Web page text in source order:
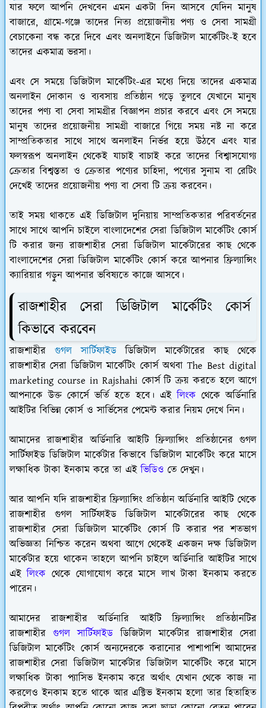
যার ফলে আপনি দেখবেন এমন একটা দিন আসবে যেদিন মানুষ
বাজারে, গ্রামে-গঞ্জে তাদের নিত্য প্রয়োজনীয় পণ্য ও সেবা সামগ্রী
বেচাকেনা বন্ধ করে দিবে এবং অনলাইনে ডিজিটাল মার্কেটিং-ই হবে
তাদের একমাত্র ভরসা।
এবং সে সময়ে ডিজিটাল মার্কেটিং-এর মধ্যে দিয়ে তাদের একমাত্র
অনলাইন দোকান ও ব্যবসায় প্রতিষ্ঠান গড়ে তুলবে যেখানে মানুষ
তাদের পণ্য বা সেবা সামগ্রীর বিজ্ঞাপন প্রচার করবে এবং সে সময়ে
মানুষ তাদের প্রয়োজনীয় সামগ্রী বাজারে গিয়ে সময় নষ্ট না করে
সাম্প্রতিকতার সাথে সাথে অনলাইন নির্ভর হয়ে উঠবে এবং যার
ফলস্বরূপ অনলাইন থেকেই যাচাই বাচাই করে তাদের বিশ্বাসযোগ্য
ক্রেতার বিশ্বস্ততা ও ক্রেতার পণ্যের চাহিদা, পণ্যের সুনাম বা রেটিং
দেখেই তাদের প্রয়োজনীয় পণ্য বা সেবা টি ক্রয় করবেন।
তাই সময় থাকতে এই ডিজিটাল দুনিয়ায় সাম্প্রতিকতার পরিবর্তনের
সাথে সাথে আপনি চাইলে বাংলাদেশের সেরা ডিজিটাল মার্কেটিং কোর্স
টি করার জন্য রাজশাহীর সেরা ডিজিটাল মার্কেটারের কাছ থেকে
বাংলাদেশের সেরা ডিজিটাল মার্কেটিং কোর্স করে আপনার ফ্রিল্যান্সিং
ক্যারিয়ার গড়ুন আপনার ভবিষ্যতে কাজে আসবে।
রাজশাহীর সেরা ডিজিটাল মার্কেটিং কোর্স
কিভাবে করবেন
রাজশাহীর গুগল সার্টিফাইড ডিজিটাল মার্কেটারের কাছ থেকে
রাজশাহীর সেরা ডিজিটাল মার্কেটিং কোর্স অথবা The Best digital
marketing course in Rajshahi কোর্স টি ক্রয় করতে হলে আগে
আপনাকে উক্ত কোর্সে ভর্তি হতে হবে। এইলিংকথেকে অর্ডিনারি
আইটির বিভিন্ন কোর্স ও সার্ভিসের পেমেন্ট করার নিয়ম দেখে নিন।
আমাদের রাজশাহীর অর্ডিনারি আইটি ফ্রিল্যান্সিং প্রতিষ্ঠানের গুগল
সার্টিফাইড ডিজিটাল মার্কেটার কিভাবে ডিজিটাল মার্কেটিং করে মাসে
লক্ষাধিক টাকা ইনকাম করে তা এইভিডিও তে দেখুন।
আর আপনি যদি রাজশাহীর ফ্রিল্যান্সিং প্রতিষ্ঠান অর্ডিনারি আইটি থেকে
রাজশাহীর গুগল সার্টিফাইড ডিজিটাল মার্কেটারের কাছ থেকে
রাজশাহীর সেরা ডিজিটাল মার্কেটিং কোর্স টি করার পর শতভাগ
অভিজ্ঞতা নিশ্চিত করেন অথবা আগে থেকেই একজন দক্ষ ডিজিটাল
মার্কেটার হয়ে থাকেন তাহলে আপনি চাইলে অর্ডিনারি আইটির সাথে
এইলিংক থেকে যোগাযোগ করে মাসে লাখ টাকা ইনকাম করতে
পারেন।
আমাদের রাজশাহীর অর্ডিনারি আইটি ফ্রিল্যান্সিং প্রতিষ্ঠানটির
রাজশাহীরগুগল সার্টিফাইড ডিজিটাল মার্কেটার রাজশাহীর সেরা
ডিজিটাল মার্কেটিং কোর্স অন্যদেরকে করানোর পাশাপাশি আমাদের
রাজশাহীর সেরা ডিজিটাল মার্কেটার ডিজিটাল মার্কেটিং করে মাসে
লক্ষাধিক টাকা প্যাসিভ ইনকাম করে অর্থাৎ যেখান থেকে কাজ না
করলেও ইনকাম হতে থাকে আর এক্টিভ ইনকাম হলো তার হিতাহিত